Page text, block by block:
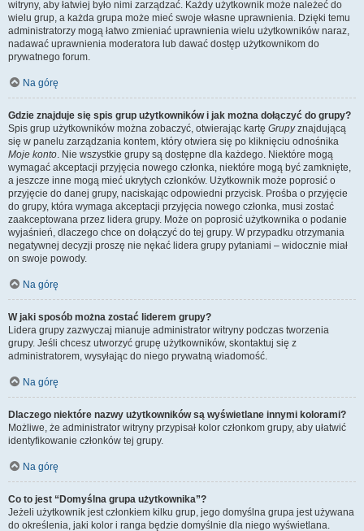
witryny, aby łatwiej było nimi zarządzać. Każdy użytkownik może należeć do
wielu grup, a każda grupa może mieć swoje własne uprawnienia. Dzięki temu
administratorzy mogą łatwo zmieniać uprawnienia wielu użytkowników naraz,
nadawać uprawnienia moderatora lub dawać dostęp użytkownikom do
prywatnego forum.
Na górę
Gdzie znajduje się spis grup użytkowników i jak można dołączyć do grupy?
Spis grup użytkowników można zobaczyć, otwierając kartę Grupyznajdującą
się w panelu zarządzania kontem, który otwiera się po kliknięciu odnośnika
Moje konto. Nie wszystkie grupy są dostępne dla każdego. Niektóre mogą
wymagać akceptacji przyjęcia nowego członka, niektóre mogą być zamknięte,
a jeszcze inne mogą mieć ukrytych członków. Użytkownik może poprosić o
przyjęcie do danej grupy, naciskając odpowiedni przycisk. Prośba o przyjęcie
do grupy, która wymaga akceptacji przyjęcia nowego członka, musi zostać
zaakceptowana przez lidera grupy. Może on poprosić użytkownika o podanie
wyjaśnień, dlaczego chce on dołączyć do tej grupy. W przypadku otrzymania
negatywnej decyzji proszę nie nękać lidera grupy pytaniami – widocznie miał
on swoje powody.
Na górę
W jaki sposób można zostać liderem grupy?
Lidera grupy zazwyczaj mianuje administrator witryny podczas tworzenia
grupy. Jeśli chcesz utworzyć grupę użytkowników, skontaktuj się z
administratorem, wysyłając do niego prywatną wiadomość.
Na górę
Dlaczego niektóre nazwy użytkowników są wyświetlane innymi kolorami?
Możliwe, że administrator witryny przypisał kolor członkom grupy, aby ułatwić
identyfikowanie członków tej grupy.
Na górę
Co to jest “Domyślna grupa użytkownika”?
Jeżeli użytkownik jest członkiem kilku grup, jego domyślna grupa jest używana
do określenia, jaki kolor i ranga będzie domyślnie dla niego wyświetlana.